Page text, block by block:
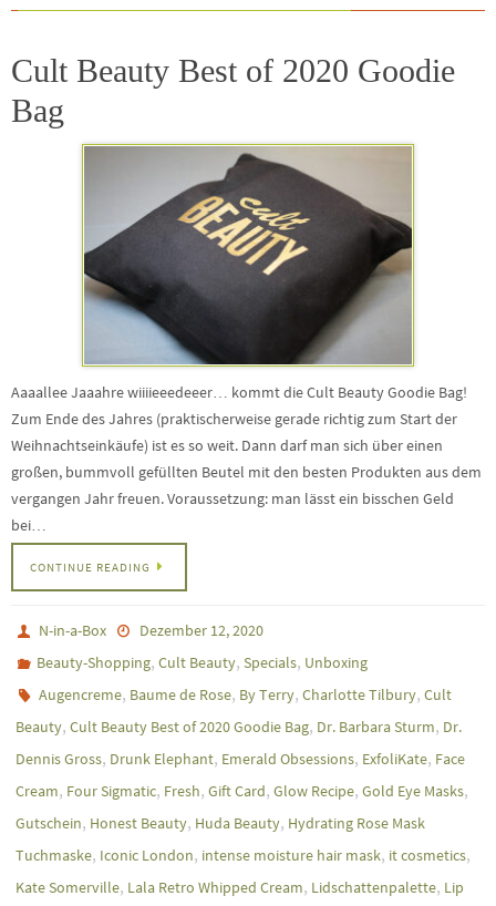
Cult Beauty Best of 2020 Goodie
Bag
Aaaallee Jaaahre wiiiieeedeeer… kommt die Cult Beauty Goodie Bag!
Zum Ende des Jahres (praktischerweise gerade richtig zum Start der
Weihnachtseinkäufe) ist es so weit. Dann darf man sich über einen
großen, bummvoll gefüllten Beutel mit den besten Produkten aus dem
vergangen Jahr freuen. Voraussetzung: man lässt ein bisschen Geld
bei…
CONTINUE READING
N-in-a-Box
Dezember 12, 2020
Beauty-Shopping,Cult Beauty,Specials, Unboxing
Augencreme, Baume de Rose, By Terry,Charlotte Tilbury,Cult
Beauty, Cult Beauty Best of 2020 Goodie Bag, Dr. Barbara Sturm, Dr.
Dennis Gross, Drunk Elephant, Emerald Obsessions, ExfoliKate, Face
Cream, Four Sigmatic, Fresh, Gift Card, Glow Recipe, Gold Eye Masks,
Gutschein, Honest Beauty, Huda Beauty, Hydrating Rose Mask
Tuchmaske, Iconic London, intense moisture hair mask, it cosmetics,
Kate Somerville, Lala Retro Whipped Cream, Lidschattenpalette, Lip